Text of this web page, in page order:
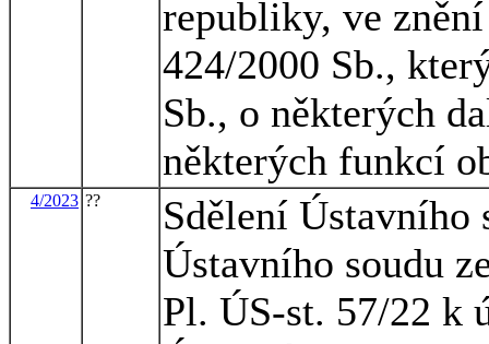
republiky, ve
424/2000 Sb.,
Sb., o některých
některých funkcí
4/2023 ??
Sdělení Ústavního
Ústavního soudu
Pl. ÚS-st. 57/22 k